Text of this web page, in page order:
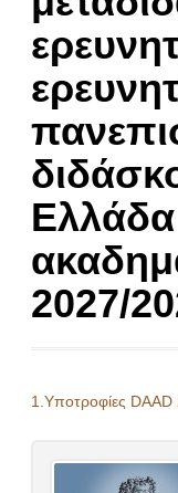
Ελλάδα
2027/
1.Υποτροφίες